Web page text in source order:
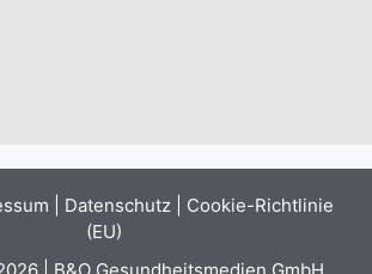
Datenschutz| Cookie-Richtlinie
(EU)
| B&O Gesundheitsmedien GmbH